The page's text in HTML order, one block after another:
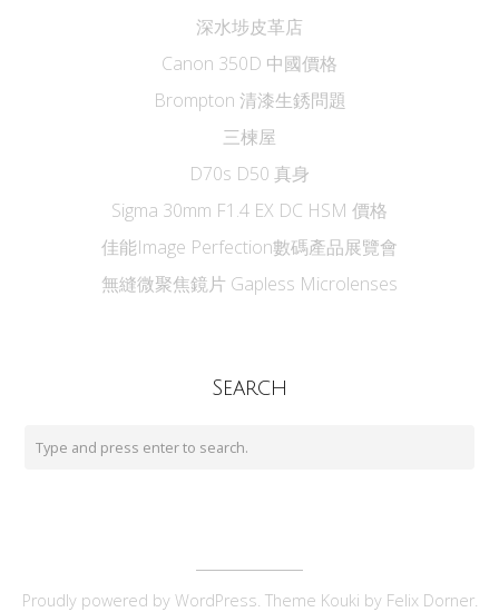
深水埗皮革店
Canon 350D 中國價格
Brompton 清漆生銹問題
三楝屋
D70s D50 真身
Sigma 30mm F1.4 EX DC HSM 價格
佳能Image Perfection數碼產品展覽會
無縫微聚焦鏡片 Gapless Microlenses
Search
Proudly powered by WordPress . Theme Kouki by Felix Dorner.